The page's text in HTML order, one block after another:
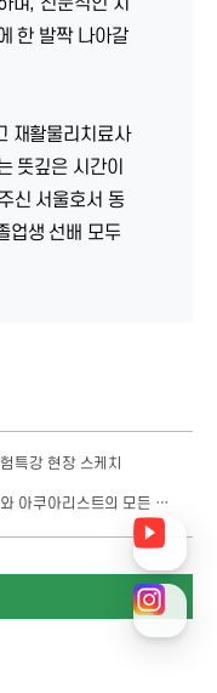
한 발짝 나아갈
재활물리치료사
뜻깊은 시간이
신 서울호서 동
업생 선배 모두
특강 현장 스케치
미리 해보는 직업 체험! 특수동물 사육사와 아쿠아리스트의 모든 것 체험특강 현장